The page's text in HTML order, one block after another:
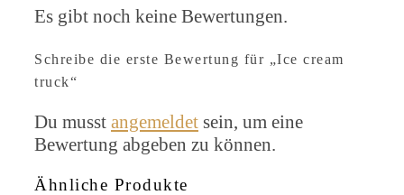
Es gibt noch keine Bewertungen.
Schreibe die erste Bewertung für „Ice cream
truck“
Du musst angemeldet sein, um eine
Bewertung abgeben zu können.
Ähnliche Produkte